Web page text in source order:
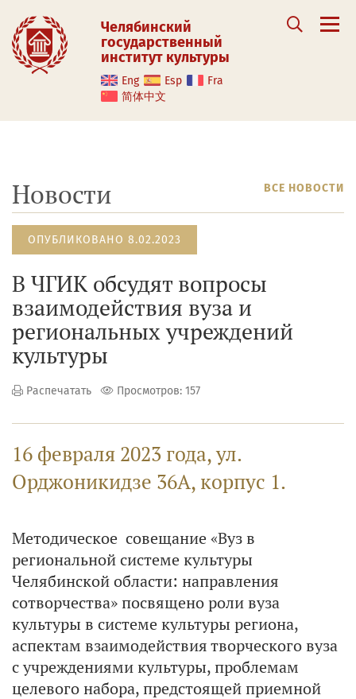
Челябинский
государственный
институт культуры
Eng Esp
Fra
简体中文
Новости ВСЕ НОВОСТИ
ОПУБЛИКОВАНО 8.02.2023
В ЧГИК обсудят вопросы
взаимодействия вуза и
региональных учреждений
культуры
Распечатать Просмотров: 157
16 февраля 2023 года, ул.
Орджоникидзе 36А, корпус 1.
Методическое совещание «Вуз в
региональной системе культуры
Челябинской области: направления
сотворчества» посвящено роли вуза
культуры в системе культуры региона,
аспектам взаимодействия творческого вуза
с учреждениями культуры, проблемам
целевого набора, предстоящей приемной